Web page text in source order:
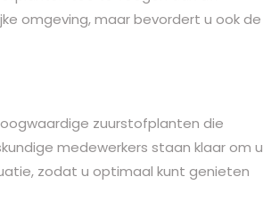
omgeving, maar bevordert u ook de
zuurstofplanten die
medewerkers staan klaar om u
zodat u optimaal kunt genieten